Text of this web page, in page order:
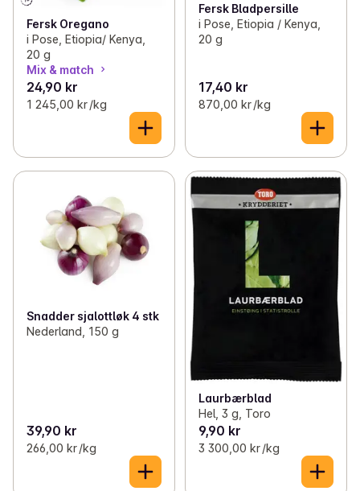
Fersk Oregano
i Pose, Etiopia/ Kenya,
20 g
Mix & match
24,90 kr
1 245,00 kr /kg
Fersk Bladpersille
i Pose, Etiopia / Kenya,
20 g
17,40 kr
870,00 kr /kg
Snadder sjalottløk 4 stk
Nederland, 150 g
39,90 kr
266,00 kr /kg
Laurbærblad
Hel, 3 g, Toro
9,90 kr
3 300,00 kr /kg